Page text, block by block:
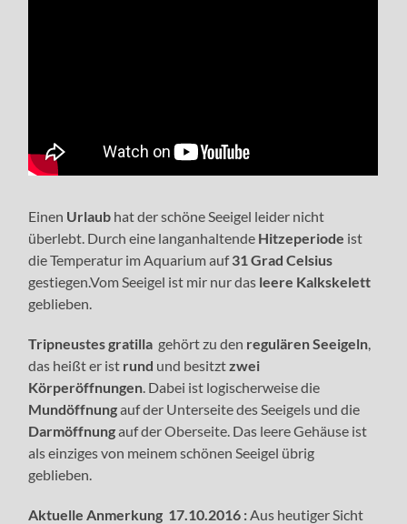
Einen Urlaub hat der schöne Seeigel leider nicht
überlebt. Durch eine langanhaltende Hitzeperiode ist
die Temperatur im Aquarium auf31 Grad Celsius
gestiegen.Vom Seeigel ist mir nur das leere Kalkskelett
geblieben.
Tripneustes gratilla gehört zu den regulären Seeigeln,
das heißt er ist rund und besitztzwei
Körperöffnungen. Dabei ist logischerweise die
Mundöffnungauf der Unterseite des Seeigels und die
Darmöffnungauf der Oberseite. Das leere Gehäuse ist
als einziges von meinem schönen Seeigel übrig
geblieben.
Aktuelle Anmerkung 17.10.2016 :Aus heutiger Sicht